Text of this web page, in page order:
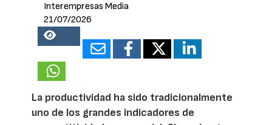
Interempresas Media
21/07/2026
18357
La productividad ha sido tradicionalmente
uno de los grandes indicadores de